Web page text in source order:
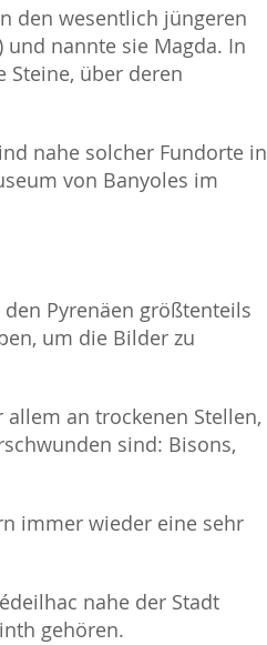
den wesentlich jüngeren
und nannte sie Magda. In
Steine, über deren
nahe solcher Fundorte in
von Banyoles im
den Pyrenäen größtenteils
um die Bilder zu
an trockenen Stellen,
sind: Bisons,
immer wieder eine sehr
nahe der Stadt
gehören.